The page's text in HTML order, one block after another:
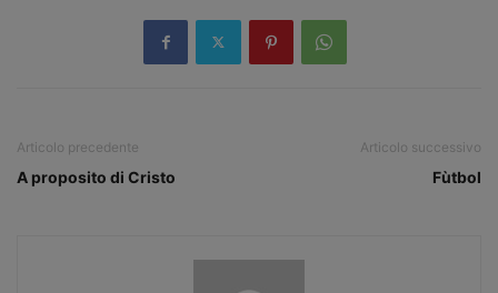
Articolo precedente
A proposito di Cristo
Articolo successivo
Fùtbol